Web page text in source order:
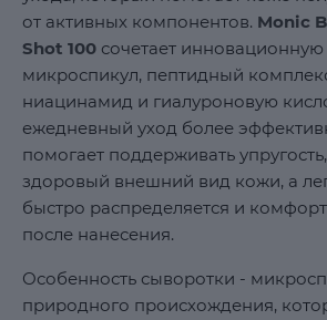
от активных компонентов. Monic
Shot 100 сочетает
микроспикул, пептидный
ниацинамид и гиалуроновую
ежедневный уход более
помогает поддерживать
здоровый внешний вид кожи, а
быстро распределяется и
после нанесения.
Особенность сыворотки -
природного происхождения,